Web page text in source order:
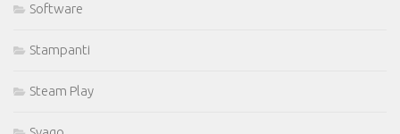
Software
Stampanti
Steam Play